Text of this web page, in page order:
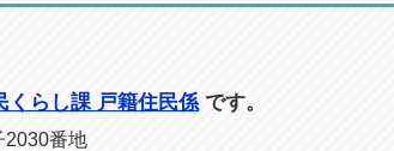
くらし課 戸籍住民係 です。
番地